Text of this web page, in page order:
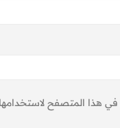
في هذا المتصفح